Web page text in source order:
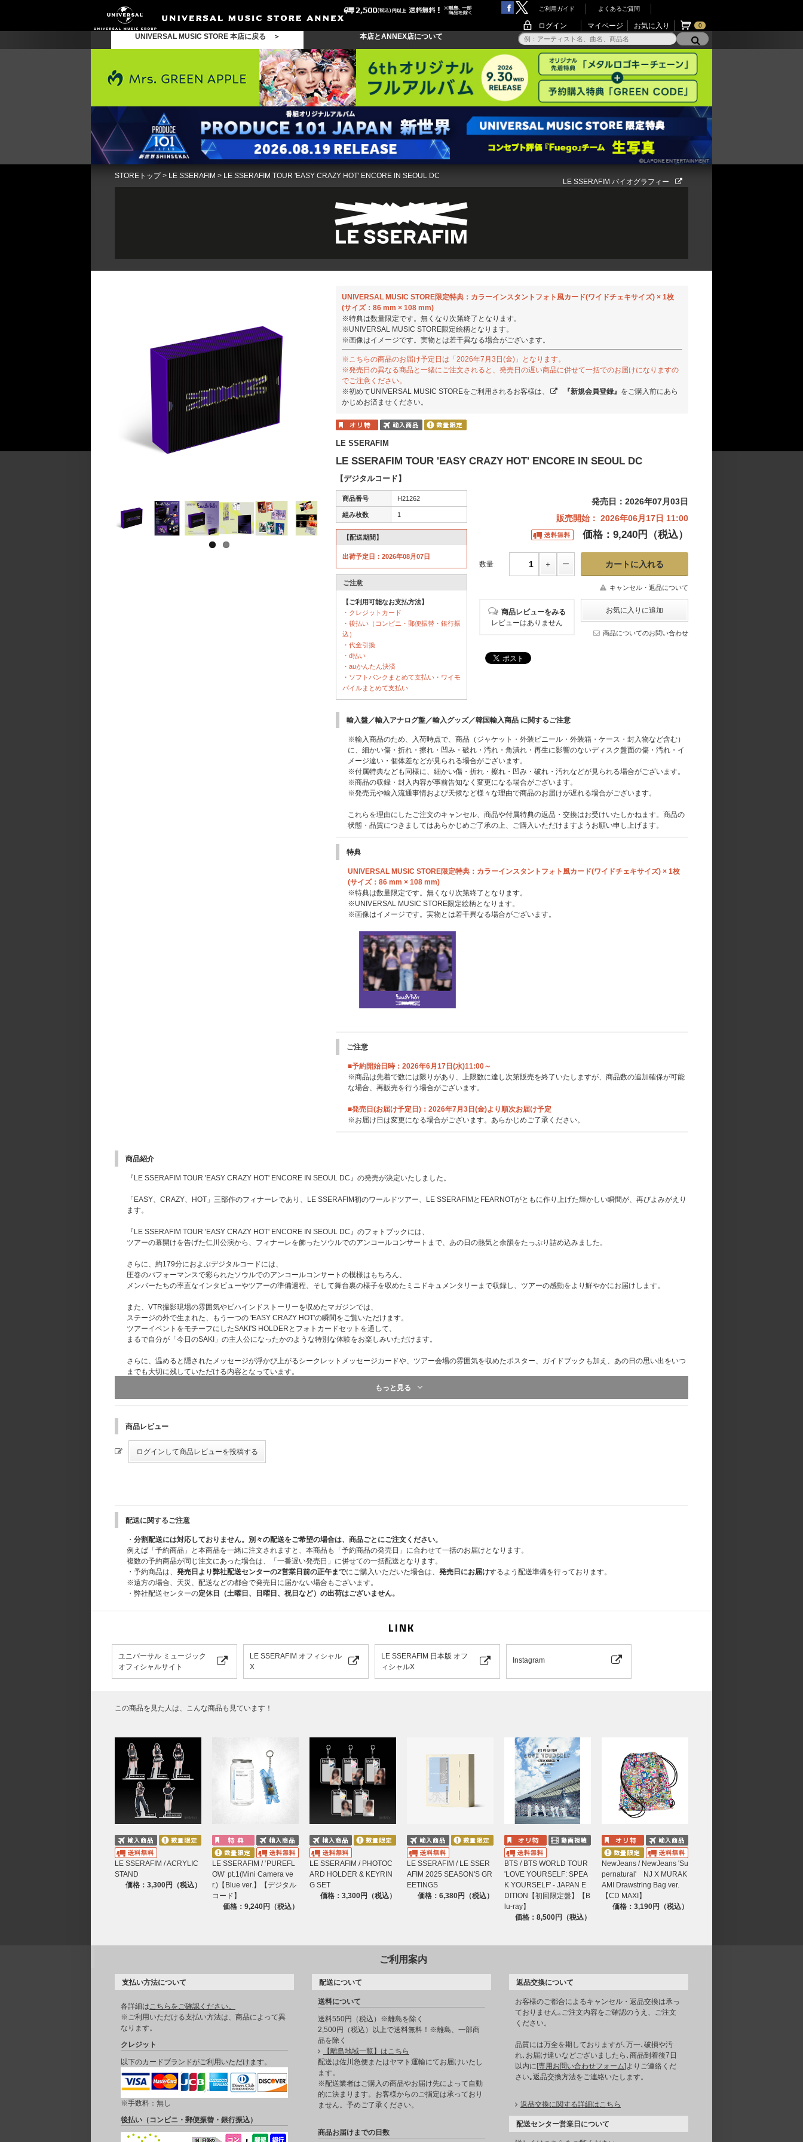
ご利用ガイド よくあるご質問
ログイン マイページ お気に入り 0
UNIVERSAL MUSIC STORE 本店に戻る ＞ 本店とANNEX店について
STOREトップ> LE SSERAFIM > LE SSERAFIM TOUR 'EASY CRAZY HOT' ENCORE IN SEOUL DC
LE SSERAFIM バイオグラフィー
UNIVERSAL MUSIC STORE限定特典：カラーインスタントフォト風カード(ワイドチェキサイズ) × 1枚
(サイズ：86 mm × 108 mm)
※特典は数量限定です。無くなり次第終了となります。
※UNIVERSAL MUSIC STORE限定絵柄となります。
※画像はイメージです。実物とは若干異なる場合がございます。
※こちらの商品のお届け予定日は「2026年7月3日(金)」となります。
※発売日の異なる商品と一緒にご注文されると、発売日の遅い商品に併せて一括でのお届けになりますの
でご注意ください。
※初めてUNIVERSAL MUSIC STOREをご利用されるお客様は、
『新規会員登録』 をご購入前にあら
かじめお済ませください。
LE SSERAFIM
LE SSERAFIM TOUR 'EASY CRAZY HOT' ENCORE IN SEOUL DC
【デジタルコード】
商品番号 H21262
組み枚数 1
【配送期間】
出荷予定日：2026年08月07日
ご注意
【ご利用可能なお支払方法】
・クレジットカード
・後払い（コンビニ・郵便振替・銀行振
込）
・代金引換
・d払い
・auかんたん決済
・ソフトバンクまとめて支払い・ワイモ
バイルまとめて支払い
発売日：2026年07月03日
販売開始： 2026年06月17日 11:00
価格：9,240円（税込）
数量
キャンセル・返品について
商品レビューをみる
レビューはありません
商品についてのお問い合わせ
輸入盤／輸入アナログ盤／輸入グッズ／韓国輸入商品 に関するご注意
※輸入商品のため、入荷時点で、商品（ジャケット・外装ビニール・外装箱・ケース・封入物など含む）
に、細かい傷・折れ・擦れ・凹み・破れ・汚れ・角潰れ・再生に影響のないディスク盤面の傷・汚れ・イ
メージ違い・個体差などが見られる場合がございます。
※付属特典なども同様に、細かい傷・折れ・擦れ・凹み・破れ・汚れなどが見られる場合がございます。
※商品の収録・封入内容が事前告知なく変更になる場合がございます。
※発売元や輸入流通事情および天候など様々な理由で商品のお届けが遅れる場合がございます。
これらを理由にしたご注文のキャンセル、商品や付属特典の返品・交換はお受けいたしかねます。商品の
状態・品質につきましてはあらかじめご了承の上、ご購入いただけますようお願い申し上げます。
特典
UNIVERSAL MUSIC STORE限定特典：カラーインスタントフォト風カード(ワイドチェキサイズ) × 1枚
(サイズ：86 mm × 108 mm)
※特典は数量限定です。無くなり次第終了となります。
※UNIVERSAL MUSIC STORE限定絵柄となります。
※画像はイメージです。実物とは若干異なる場合がございます。
ご注意
■予約開始日時：2026年6月17日(水)11:00～
※商品は先着で数には限りがあり、上限数に達し次第販売を終了いたしますが、商品数の追加確保が可能
な場合、再販売を行う場合がございます。
■発売日(お届け予定日)：2026年7月3日(金)より順次お届け予定
※お届け日は変更になる場合がございます。あらかじめご了承ください。
商品紹介
『LE SSERAFIM TOUR 'EASY CRAZY HOT' ENCORE IN SEOUL DC』の発売が決定いたしました。
「EASY、CRAZY、HOT」三部作のフィナーレであり、LE SSERAFIM初のワールドツアー、LE SSERAFIMとFEARNOTがともに作り上げた輝かしい瞬間が、再びよみがえり
ます。
『LE SSERAFIM TOUR 'EASY CRAZY HOT' ENCORE IN SEOUL DC』のフォトブックには、
ツアーの幕開けを告げた仁川公演から、フィナーレを飾ったソウルでのアンコールコンサートまで、あの日の熱気と余韻をたっぷり詰め込みました。
さらに、約179分におよぶデジタルコードには、
圧巻のパフォーマンスで彩られたソウルでのアンコールコンサートの模様はもちろん、
メンバーたちの率直なインタビューやツアーの準備過程、そして舞台裏の様子を収めたミニドキュメンタリーまで収録し、ツアーの感動をより鮮やかにお届けします。
また、VTR撮影現場の雰囲気やビハインドストーリーを収めたマガジンでは、
ステージの外で生まれた、もう一つの 'EASY CRAZY HOT'の瞬間をご覧いただけます。
ツアーイベントをモチーフにしたSAKI'S HOLDERとフォトカードセットを通して、
まるで自分が「今日のSAKI」の主人公になったかのような特別な体験をお楽しみいただけます。
さらに、温めると隠されたメッセージが浮かび上がるシークレットメッセージカードや、ツアー会場の雰囲気を収めたポスター、ガイドブックも加え、あの日の思い出をいつ
までも大切に残していただける内容となっています。
*この箱は、本商品の傷や汚れなどを防ぐ用途になります。本商品ではありませんので、傷や汚れを理由にした商品の返品・交換はお受けいたしかねます。あらかじめご了承
ください。
2.PHOTOBOOK
3.VCR BEHIND MAGAZINE
サイズ : 190 x 118 mm / 28ページ
4. SECRET MESSAGE CARD SET
ENVELOPE サイズ : 90 x 135 mm
6. FOLDED POSTER
サイズ : 420 x 297 mm
SILVER CHAIN サイズ : 70 mm
字幕：韓国語、英語、日本語、中国語
*内部にはNFCチップが搭載されています。
*製品の特性上、微細な斑点や傷、パーティングラインなど、生産時に生じる自然な現象が見られる場合がありますが、これは製品の不具合ではありません。
8. PHOTOCARD SET
サイズ : 55 x 85 mm / 10枚1セット
[CONTENTS]
LE SSERAFIM TOUR ‘EASY CRAZY HOT’ ENCORE IN SEOUL
Born Fire
Ash
HOT
Come Over
Good Bones
Pearlies (My oyster is the world)
No Celestial
SPAGHETTI
Chasing Lightning
Eve, Psyche & The Bluebeard's wife
1-800-hot-n-fun
FEARLESS
Burn the Bridge
ANTIFRAGILE
DIFFERENT (English Ver.)
Perfect Night
No-Return (Into the unknown)
CRAZY (EDM Remix)
もっと見る
商品レビュー
配送に関するご注意
・ 分割配送には対応しておりません。別々の配送をご希望の場合は、商品ごとにご注文ください。
例えば「予約商品」と本商品を一緒に注文されますと、本商品も「予約商品の発売日」に合わせて一括のお届けとなります。
複数の予約商品が同じ注文にあった場合は、「一番遅い発売日」に併せての一括配送となります。
・予約商品は、 発売日より弊社配送センターの2営業日前の正午までにご購入いただいた場合は、 発売日にお届けするよう配送準備を行っております。
※遠方の場合、天災、配送などの都合で発売日に届かない場合もございます。
・弊社配送センターの定休日（土曜日、日曜日、祝日など）の出荷はございません。
LINK
ユニバーサル ミュージック
オフィシャルサイト
LE SSERAFIM オフィシャル
X
LE SSERAFIM 日本版 オフ
ィシャルX
Instagram
この商品を見た人は、こんな商品も見ています！
LE SSERAFIM / ACRYLIC
STAND
価格：3,300円（税込）
LE SSERAFIM / ‘PUREFL
OW’ pt.1(Mini Camera ve
r.)【Blue ver.】【デジタル
コード】
価格：9,240円（税込）
LE SSERAFIM / PHOTOC
ARD HOLDER & KEYRIN
G SET
価格：3,300円（税込）
LE SSERAFIM / LE SSER
AFIM 2025 SEASON'S GR
EETINGS
価格：6,380円（税込）
BTS / BTS WORLD TOUR
'LOVE YOURSELF: SPEA
K YOURSELF' - JAPAN E
DITION【初回限定盤】【B
lu-ray】
価格：8,500円（税込）
NewJeans / NewJeans 'Su
pernatural' NJ X MURAK
AMI Drawstring Bag ver.
【CD MAXI】
価格：3,190円（税込）
ご利用案内
支払い方法について
各詳細はこちらをご確認ください。
※ご利用いただける支払い方法は、商品によって異
なります。
クレジット
以下のカードブランドがご利用いただけます。
※手数料：無し
後払い（コンビニ・郵便振替・銀行振込）
配送について
送料について
送料550円（税込）※離島を除く
2,500円（税込）以上で送料無料！※離島、一部商
品を除く
【離島地域一覧】はこちら
配送は佐川急便またはヤマト運輸にてお届けいたし
ます。
※配送業者はご購入の商品やお届け先によって自動
的に決まります。お客様からのご指定は承っており
ません。予めご了承ください。
商品お届けまでの日数
返品交換について
お客様のご都合によるキャンセル・返品交換は承っ
ておりません｡ご注文内容をご確認のうえ、ご注文
ください。
品質には万全を期しておりますが､万一､破損や汚
れ､お届け違いなどございましたら､商品到着後7日
以内に[専用お問い合わせフォーム]よりご連絡くだ
さい｡返品交換方法をご連絡いたします。
返品交換に関する詳細はこちら
配送センター営業日について